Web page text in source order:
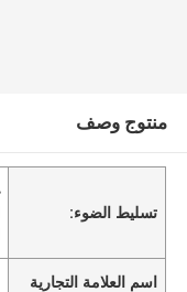
منتوج وصف
تسليط الضوء:
اسم العلامة التجارية